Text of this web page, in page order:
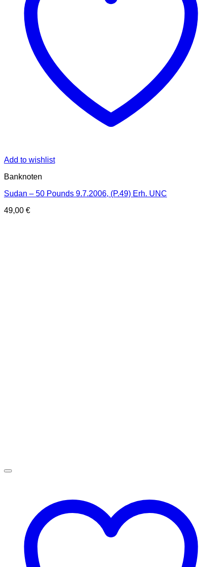
Add to wishlist
Banknoten
Sudan – 50 Pounds 9.7.2006, (P.49) Erh. UNC
49,00 €